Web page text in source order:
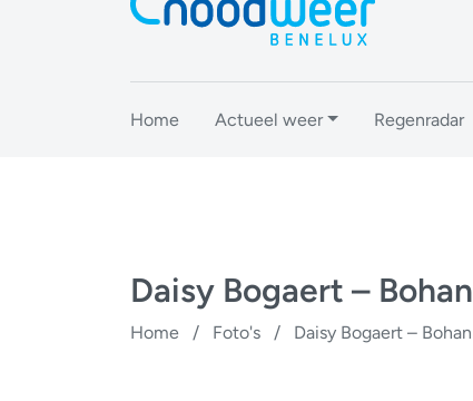
Home Actueel weer Regenradar
Daisy Bogaert – Bohan
Home / Foto's / Daisy Bogaert – Bohan